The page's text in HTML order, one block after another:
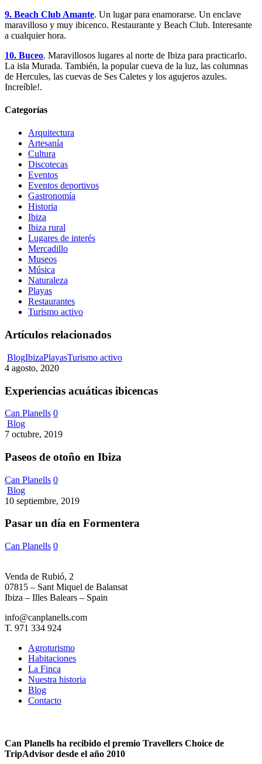
9. Beach Club Amante. Un lugar para enamorarse. Un enclave
maravilloso y muy ibicenco. Restaurante y Beach Club. Interesante
a cualquier hora.
10. Buceo. Maravillosos lugares al norte de Ibiza para practicarlo.
La isla Murada. También, la popular cueva de la luz, las columnas
de Hercules, las cuevas de Ses Caletes y los agujeros azules.
Increíble!.
Categorías
Arquitectura
Artesanía
Cultura
Discotecas
Eventos
Eventos deportivos
Gastronomía
Historia
Ibiza
Ibiza rural
Lugares de interés
Mercadillo
Museos
Música
Naturaleza
Playas
Restaurantes
Turismo activo
Artículos relacionados
BlogIbizaPlayasTurismo activoExperiencias
4 agosto, 2020
Experiencias acuáticas ibicencas
Can Planells 0
BlogPaseos
de
en
7 octubre, 2019
Paseos de otoño en Ibiza
Can Planells 0
BlogPasar
un
en
10 septiembre, 2019
Pasar un día en Formentera
Can Planells 0
Venda de Rubió, 2
07815 – Sant Miquel de Balansat
Ibiza – Illes Balears – Spain
info@canplanells.com
T. 971 334 924
Agroturismo
Habitaciones
La Finca
Nuestra historia
Blog
Contacto
Can Planells ha recibido el premio Travellers Choice de
TripAdvisor desde el año 2010